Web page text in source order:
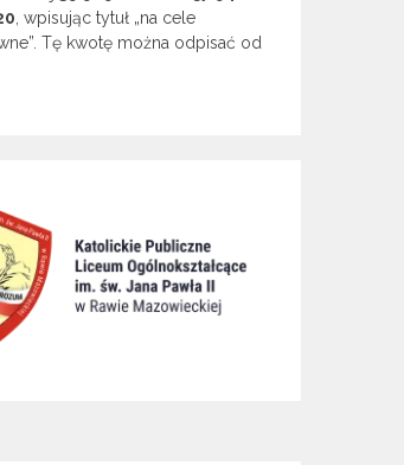
, wpisując tytuł „na cele
Tę kwotę można odpisać od